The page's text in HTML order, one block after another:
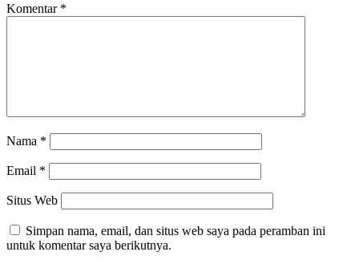
Komentar *
Nama *
Email *
Situs Web
Simpan nama, email, dan situs web saya pada peramban ini
untuk komentar saya berikutnya.